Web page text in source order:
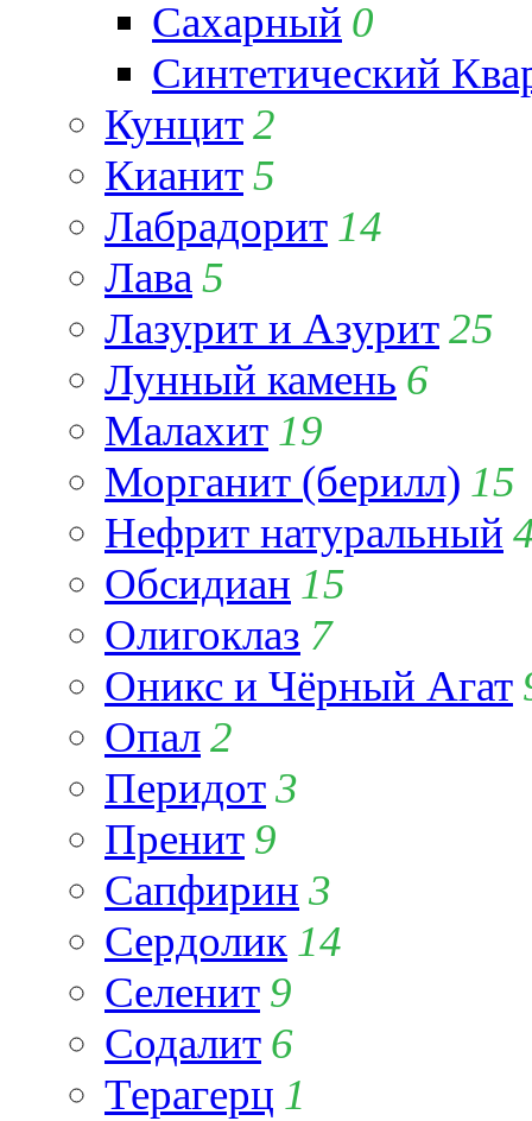
Сахарный 0
Синтетический
Кунцит2
Кианит5
Лабрадорит 14
Лава 5
Лазурит и Азурит25
Лунный камень 6
Малахит 19
Морганит (берилл) 15
Нефрит натуральный
Обсидиан 15
Олигоклаз 7
Оникс и Чёрный Агат
Опал2
Перидот3
Пренит 9
Сапфирин 3
Сердолик 14
Селенит 9
Содалит 6
Терагерц 1